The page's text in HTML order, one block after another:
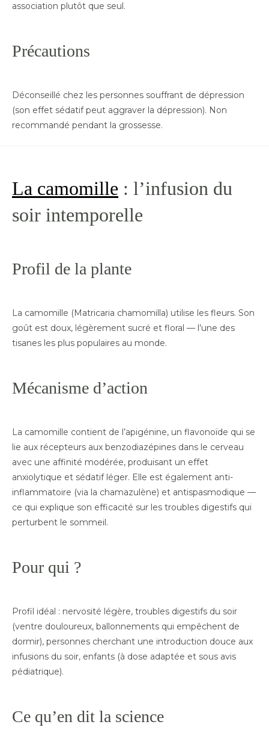
association plutôt que seul.
Précautions
Déconseillé chez les personnes souffrant de dépression
(son effet sédatif peut aggraver la dépression). Non
recommandé pendant la grossesse.
La camomille : l’infusion du
soir intemporelle
Profil de la plante
La camomille (Matricaria chamomilla) utilise les fleurs. Son
goût est doux, légèrement sucré et floral — l’une des
tisanes les plus populaires au monde.
Mécanisme d’action
La camomille contient de l’apigénine, un flavonoïde qui se
lie aux récepteurs aux benzodiazépines dans le cerveau
avec une affinité modérée, produisant un effet
anxiolytique et sédatif léger. Elle est également anti-
inflammatoire (via la chamazulène) et antispasmodique —
ce qui explique son efficacité sur les troubles digestifs qui
perturbent le sommeil.
Pour qui ?
Profil idéal : nervosité légère, troubles digestifs du soir
(ventre douloureux, ballonnements qui empêchent de
dormir), personnes cherchant une introduction douce aux
infusions du soir, enfants (à dose adaptée et sous avis
pédiatrique).
Ce qu’en dit la science